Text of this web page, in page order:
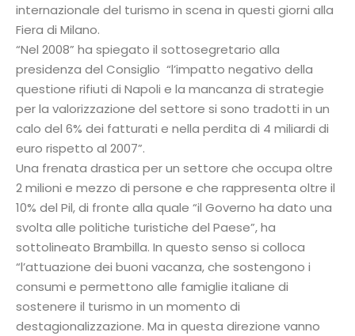
internazionale del turismo in scena in questi giorni alla
Fiera di Milano.
“Nel 2008” ha spiegato il sottosegretario alla
presidenza del Consiglio “l’impatto negativo della
questione rifiuti di Napoli e la mancanza di strategie
per la valorizzazione del settore si sono tradotti in un
calo del 6% dei fatturati e nella perdita di 4 miliardi di
euro rispetto al 2007”.
Una frenata drastica per un settore che occupa oltre
2 milioni e mezzo di persone e che rappresenta oltre il
10% del Pil, di fronte alla quale “il Governo ha dato una
svolta alle politiche turistiche del Paese”, ha
sottolineato Brambilla. In questo senso si colloca
“l’attuazione dei buoni vacanza, che sostengono i
consumi e permettono alle famiglie italiane di
sostenere il turismo in un momento di
destagionalizzazione. Ma in questa direzione vanno